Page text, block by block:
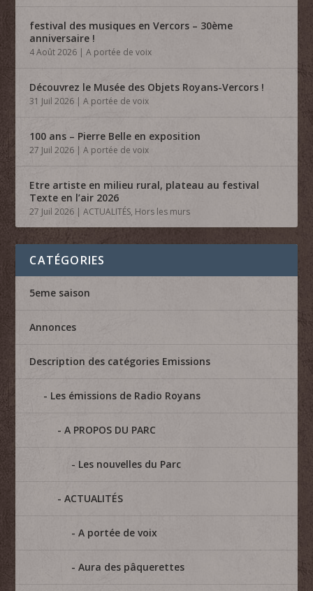
festival des musiques en Vercors – 30ème
anniversaire !
4 Août 2026 |A portée de voix
Découvrez le Musée des Objets Royans-Vercors !
31 Juil 2026 |A portée de voix
100 ans – Pierre Belle en exposition
27 Juil 2026 |A portée de voix
Etre artiste en milieu rural, plateau au festival
Texte en l’air 2026
27 Juil 2026 |ACTUALITÉS, Hors les murs
CATÉGORIES
5eme saison
Annonces
Description des catégories Emissions
Les émissions de Radio Royans
A PROPOS DU PARC
Les nouvelles du Parc
ACTUALITÉS
A portée de voix
Aura des pâquerettes